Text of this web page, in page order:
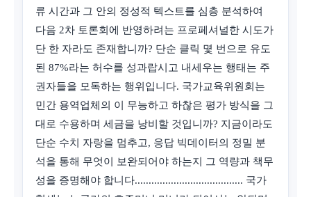
류 시간과 그 안의 정성적 텍스트를 심층 분석하여
다음 2차 토론회에 반영하려는 프로페셔널한 시도가
단 한 자라도 존재합니까? 단순 클릭 몇 번으로 유도
된 87%라는 허수를 성과랍시고 내세우는 행태는 주
권자들을 모독하는 행위입니다. 국가교육위원회는
민간 용역업체의 이 무능하고 하찮은 평가 방식을 그
대로 수용하며 세금을 낭비할 것입니까? 지금이라도
단순 수치 자랑을 멈추고, 응답 빅데이터의 정밀 분
석을 통해 무엇이 보완되어야 하는지 그 역량과 책무
성을 증명해야 합니다....................................... 국가